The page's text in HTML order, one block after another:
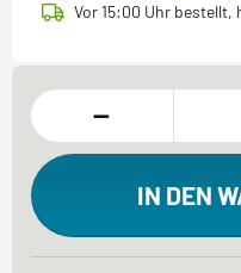
Vor 15:00 Uhr
-
IN DEN